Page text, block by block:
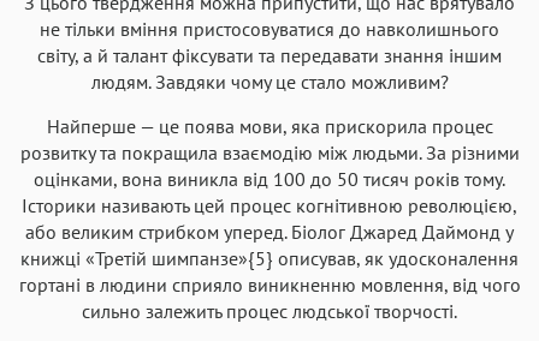
не тільки вміння пристосовуватися до навколишнього
світу, а й талант фіксувати та передавати знання іншим
людям. Завдяки чому це стало можливим?
Найперше — це поява мови, яка прискорила процес
розвитку та покращила взаємодію між людьми. За різними
оцінками, вона виникла від 100 до 50 тисяч років тому.
Історики називають цей процес когнітивною революцією,
або великим стрибком уперед. Біолог Джаред Даймонд у
книжці «Третій шимпанзе»{5} описував, як удосконалення
гортані в людини сприяло виникненню мовлення, від чого
сильно залежить процес людської творчості.